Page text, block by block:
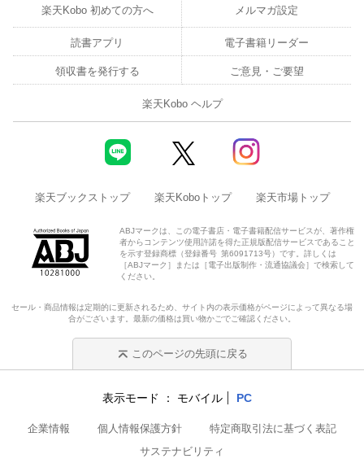
楽天Kobo 初めての方へ メルマガ設定
読書アプリ 電子書籍リーダー
領収書を発行する ご意見・ご要望
楽天Kobo ヘルプ
楽天ブックストップ 楽天Koboトップ 楽天市場トップ
ABJマークは、この電子書店・電子書籍配信サービスが、著作権
者からコンテンツ使用許諾を得た正規版配信サービスであること
を示す登録商標（登録番号 第6091713号）です。詳しくは
［ABJマーク］または［電子出版制作・流通協議会］で検索して
ください。
セール・商品情報は定期的に更新されるため、サイト内の表示価格がページによって異なる場
合がございます。最新の価格は買い物かごでご確認ください。
このページの先頭に戻る
表示モード モバイル PC
企業情報 個人情報保護方針
特定商取引法に基づく表記
サステナビリティ